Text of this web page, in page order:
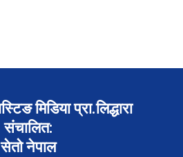
मिडिया प्रा.लिद्धारा
संचालित:
सेतो नेपाल